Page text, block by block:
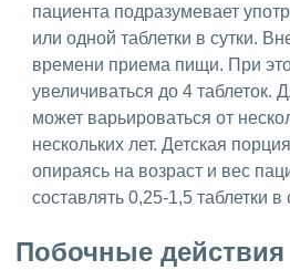
пациента подразумевает
или одной таблетки в сутки.
времени приема пищи. При
увеличиваться до 4 таблеток.
может варьироваться от
нескольких лет. Детская
опираясь на возраст и вес
составлять 0,25-1,5 таблетки в
Побочные действия